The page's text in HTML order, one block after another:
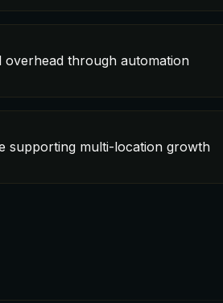
overhead through automation
supporting multi-location growth